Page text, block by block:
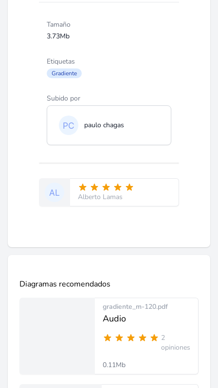
Tamaño
3.73Mb
Etiquetas
Gradiente
Subido por
paulo chagas
Alberto Lamas
Diagramas recomendados
gradiente_m-120.pdf
Audio
2
opiniones
0.11Mb